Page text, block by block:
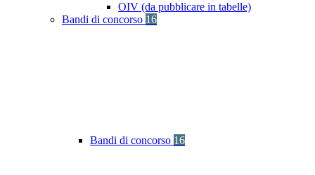
OIV (da pubblicare in tabelle)
Bandi di concorso 16
Bandi di concorso 16